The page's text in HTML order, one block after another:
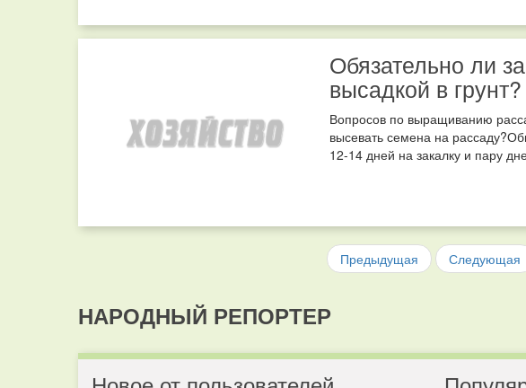
Обязательно ли
высадкой в грунт?
Вопросов по выращиванию
высевать семена на
12-14 дней на закалку и пару
Предыдущая Следующая
НАРОДНЫЙ РЕПОРТЕР